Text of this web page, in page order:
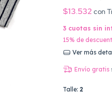
$13.532 con
3 cuotas sin
15% de
Ver más
Envío gratis
Talle: 2